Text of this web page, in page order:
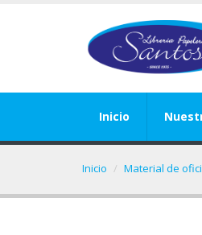
Inicio
Inicio Material de